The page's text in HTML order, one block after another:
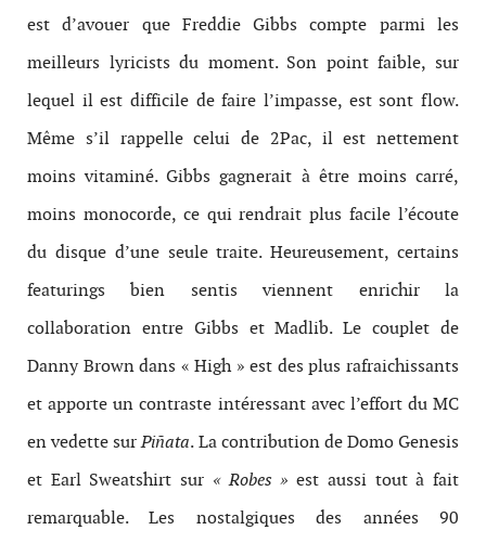
est d’avouer que Freddie Gibbs compte parmi les
meilleurs lyricists du moment. Son point faible, sur
lequel il est difficile de faire l’impasse, est sont flow.
Même s’il rappelle celui de 2Pac, il est nettement
moins vitaminé. Gibbs gagnerait à être moins carré,
moins monocorde, ce qui rendrait plus facile l’écoute
du disque d’une seule traite. Heureusement, certains
featurings bien sentis viennent enrichir la
collaboration entre Gibbs et Madlib. Le couplet de
Danny Brown dans « High » est des plus rafraichissants
et apporte un contraste intéressant avec l’effort du MC
en vedette surPiñata. La contribution de Domo Genesis
et Earl Sweatshirt sur « Robes » est aussi tout à fait
remarquable. Les nostalgiques des années 90